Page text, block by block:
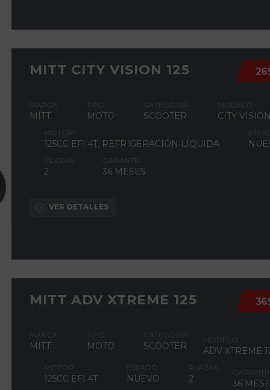
MITT CITY VISION 125
MARCA
MITT
TIPO
MOTO
CATEGORÍA
SCOOTER
MODELO
CITY VISION
MOTOR
125CC EFI 4T, REFRIGERACIÓN LÍQUIDA
PLAZAS
2
GARANTÍA
36 MESES
VER DETALLES
MITT ADV XTREME 125
MARCA
MITT
TIPO
MOTO
CATEGORÍA
SCOOTER
MODELO
ADV XTREME
MOTOR
125CC EFI 4T
ESTADO
NUEVO
PLAZAS
2
GARANTÍA
36